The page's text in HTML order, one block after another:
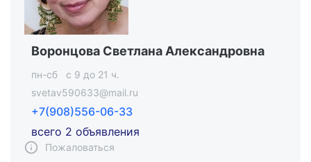
Воронцова Светлана Александровна
пн-сб c 9 до 21 ч.
svetav590633@mail.ru
+7(908)556-06-33
всего 2 объявления
Пожаловаться